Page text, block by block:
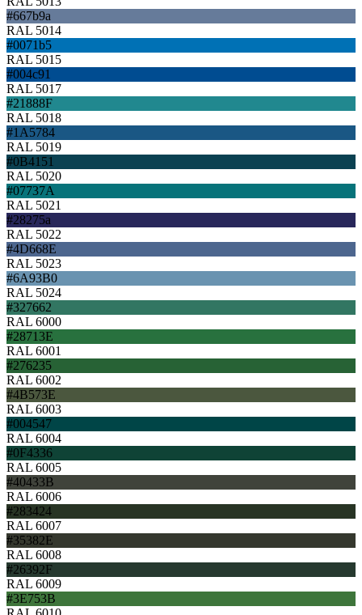
#667b9a
RAL 5014
#0071b5
RAL 5015
#004c91
RAL 5017
#21888F
RAL 5018
#1A5784
RAL 5019
#0B4151
RAL 5020
#07737A
RAL 5021
#28275a
RAL 5022
#4D668E
RAL 5023
#6A93B0
RAL 5024
#327662
RAL 6000
#28713E
RAL 6001
#276235
RAL 6002
#4B573E
RAL 6003
#004547
RAL 6004
#0F4336
RAL 6005
#40433B
RAL 6006
#283424
RAL 6007
#35382E
RAL 6008
#26392F
RAL 6009
#3E753B